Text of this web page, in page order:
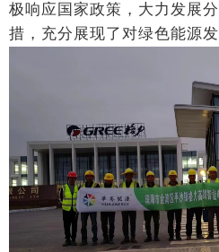
极响应国家政策，大力发展
措，充分展现了对绿色能源